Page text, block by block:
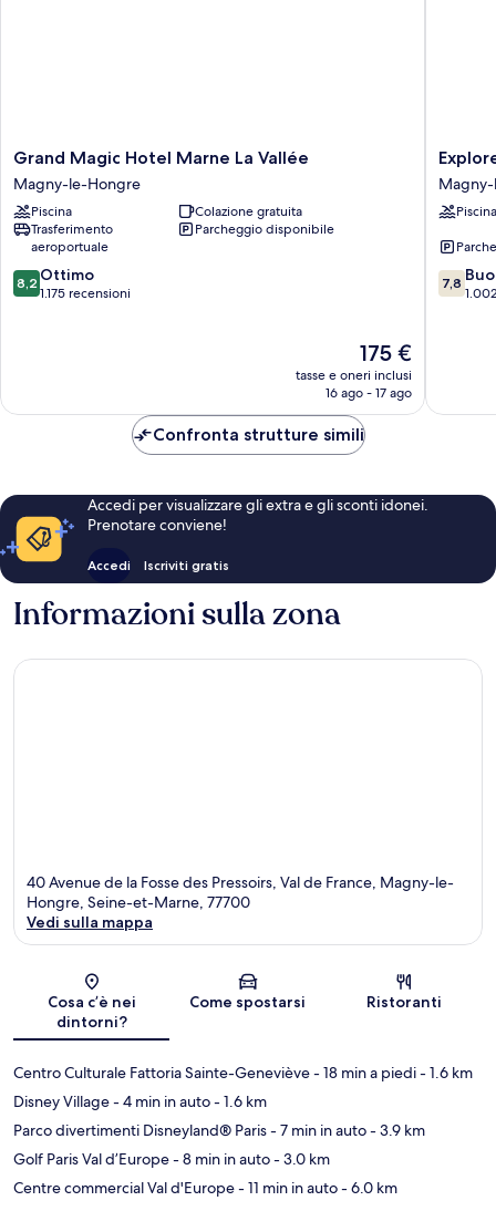
Grand
Magic
Hotel
Marne
La
Vallée
Magny-
le-
Grand Magic Hotel Marne La Vallée
Magny-le-Hongre
Piscina
Colazione gratuita
Trasferimento
aeroportuale
Parcheggio disponibile
8.2
su
8,2 Ottimo
1.175 recensioni
Il
prezzo
attuale
175 €
175 €
tasse e oneri inclusi
16 ago - 17 ago
Hotel
Magny-
le-Piscina
7.8
su
7,8
Confronta strutture simili
Accedi per visualizzare gli extra e gli sconti idonei.
Prenotare conviene!
Accedi Iscriviti gratis
Informazioni sulla zona
40 Avenue de la Fosse des Pressoirs, Val de France, Magny-le-
Hongre, Seine-et-Marne, 77700
Vedi sulla mappa
Cosa c’è nei
dintorni?
Come spostarsi Ristoranti
Centro Culturale Fattoria Sainte-Geneviève- 18 min a piedi- 1.6 km
Disney Village- 4 min in auto- 1.6 km
Parco divertimenti Disneyland® Paris- 7 min in auto- 3.9 km
Golf Paris Val d’Europe- 8 min in auto- 3.0 km
Centre commercial Val d'Europe- 11 min in auto- 6.0 km